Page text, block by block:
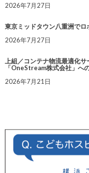
2026年7月27日
東京ミッドタウン八重洲で
2026年7月27日
上組／コンテナ物流最適化
「OneStream株式会社」へ
2026年7月21日